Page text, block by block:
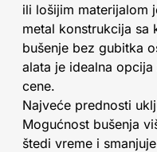
ili lošijim materijalom
metal konstrukcija sa
bušenje bez gubitka
alata je idealna
cene.
Najveće prednosti
Mogućnost bušenja
štedi vreme i